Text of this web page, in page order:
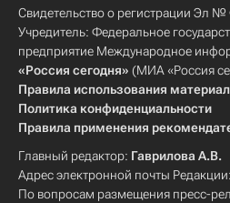
Свидетельство о регистрации Эл
Учредитель: Федеральное
предприятие Международное
«Россия сегодня» (МИА «Россия
Правила использования
Политика конфиденциальности
Правила применения
Главный редактор: Гаврилова А.В.
Адрес электронной почты Редакции:
По вопросам размещения пресс-